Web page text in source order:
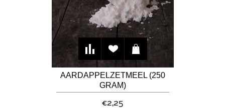
AARDAPPELZETMEEL (250
GRAM)
€2,25